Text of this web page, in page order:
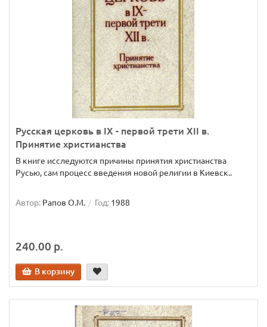
Русская церковь в IX - первой трети XII в.
Принятие христианства
В книге исследуются причины принятия христианства
Русью, сам процесс введения новой религии в Киевск..
Автор: Рапов О.М. Год: 1988
240.00 р.
В корзину